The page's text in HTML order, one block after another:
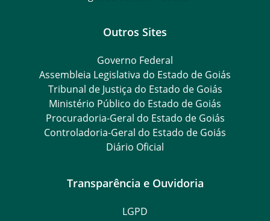
Outros Sites
Governo Federal
Assembleia Legislativa do Estado de Goiás
Tribunal de Justiça do Estado de Goiás
Ministério Público do Estado de Goiás
Procuradoria-Geral do Estado de Goiás
Controladoria-Geral do Estado de Goiás
Diário Oficial
Transparência e Ouvidoria
LGPD